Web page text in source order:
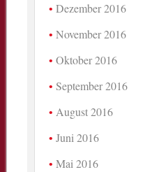
Dezember 2016
November 2016
Oktober 2016
September 2016
August 2016
Juni 2016
Mai 2016